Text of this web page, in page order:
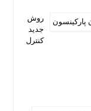
روش
جدید
کنترل